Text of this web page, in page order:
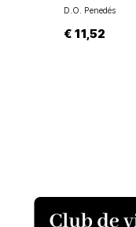
D.O. Penedés
€ 11,52